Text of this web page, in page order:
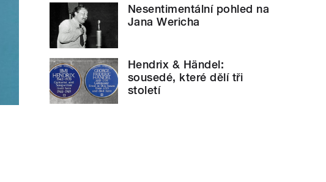
Nesentimentální pohled na
Jana Wericha
Hendrix & Händel:
sousedé, které dělí tři
století